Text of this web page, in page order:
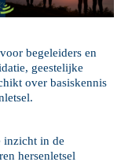
begeleiders en
geestelijke
over basiskennis
inzicht in de
hersenletsel